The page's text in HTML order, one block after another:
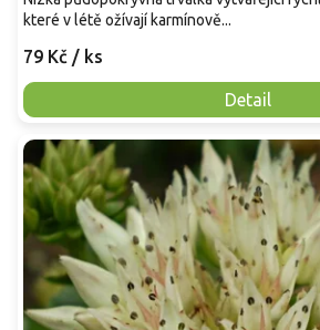
79 Kč / ks
Detail
které v létě ožívají karmínově...